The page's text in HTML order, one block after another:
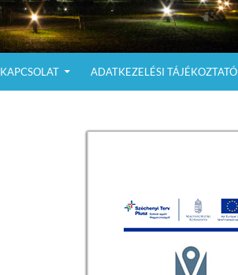
KAPCSOLAT ADATKEZELÉSI TÁJÉKOZTATÓ